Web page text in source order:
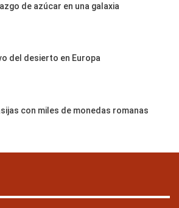
de azúcar en una galaxia
del desierto en Europa
con miles de monedas romanas